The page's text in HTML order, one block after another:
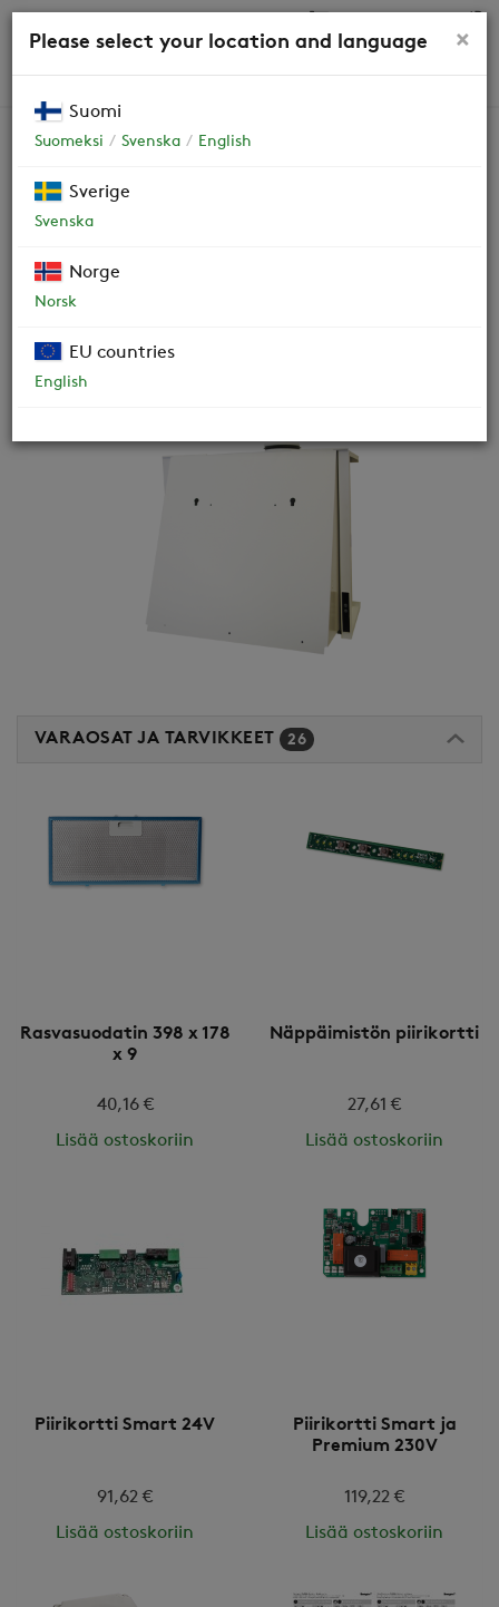
CASA Tango
VIDEOT
HUOLTO
VARAOSAT JA TARVIKKEET 26
Rasvasuodatin 398 x 178
x 9
40,16 €
Lisää ostoskoriin
Näppäimistön piirikortti
27,61 €
Lisää ostoskoriin
Piirikortti Smart 24V
91,62 €
Lisää ostoskoriin
Piirikortti Smart ja
Premium 230V
119,22 €
Lisää ostoskoriin
×
Please select your location and language
Suomi
Suomeksi Svenska English
Sverige
Svenska
Norge
Norsk
EU countries
English